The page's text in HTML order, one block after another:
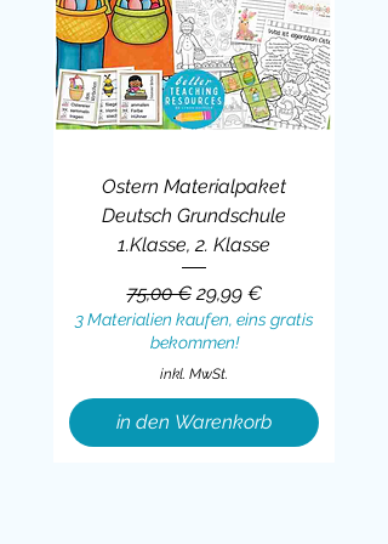
Ostern Materialpaket
Deutsch Grundschule
1.Klasse, 2. Klasse
Standardpreis
75,00 € Sale-Preis
29,99 €
3 Materialien kaufen, eins gratis
bekommen!
inkl. MwSt.
in den Warenkorb